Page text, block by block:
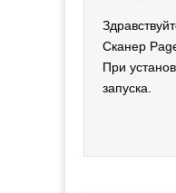
Сканер
При
запуска.